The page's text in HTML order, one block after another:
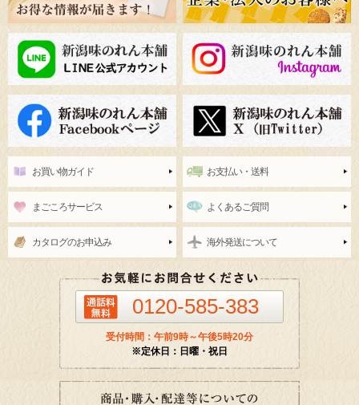
お買い物ガイド お支払い・送料
まごころサービス よくあるご質問
カタログのお申込み 海外発送について
0120-585-383
受付時間：午前9時～午後5時20分
※定休日：日曜・祝日